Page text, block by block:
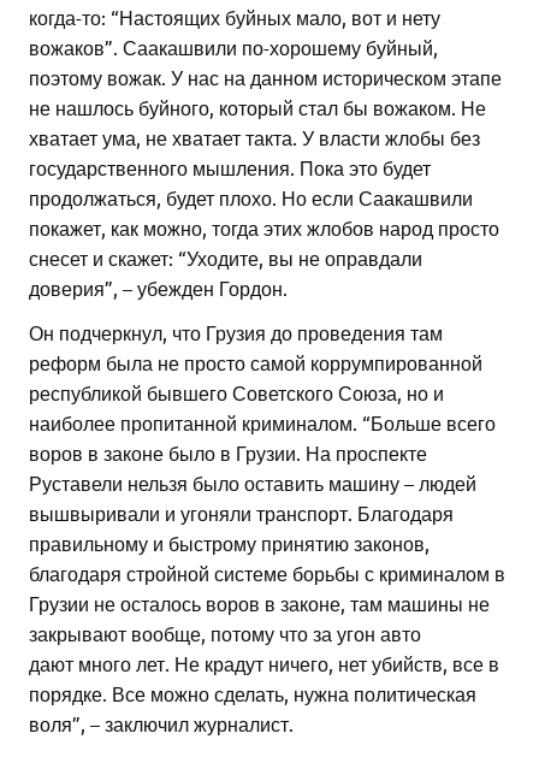
когда-то: “Настоящих буйных мало, вот и нету
вожаков”. Саакашвили по-хорошему буйный,
поэтому вожак. У нас на данном историческом этапе
не нашлось буйного, который стал бы вожаком. Не
хватает ума, не хватает такта. У власти жлобы без
государственного мышления. Пока это будет
продолжаться, будет плохо. Но если Саакашвили
покажет, как можно, тогда этих жлобов народ просто
снесет и скажет: “Уходите, вы не оправдали
доверия”, – убежден Гордон.
Он подчеркнул, что Грузия до проведения там
реформ была не просто самой коррумпированной
республикой бывшего Советского Союза, но и
наиболее пропитанной криминалом. “Больше всего
воров в законе было в Грузии. На проспекте
Руставели нельзя было оставить машину – людей
вышвыривали и угоняли транспорт. Благодаря
правильному и быстрому принятию законов,
благодаря стройной системе борьбы с криминалом в
Грузии не осталось воров в законе, там машины не
закрывают вообще, потому что за угон авто
дают много лет. Не крадут ничего, нет убийств, все в
порядке. Все можно сделать, нужна политическая
воля”, – заключил журналист.